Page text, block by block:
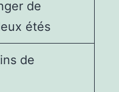
de
étés
de